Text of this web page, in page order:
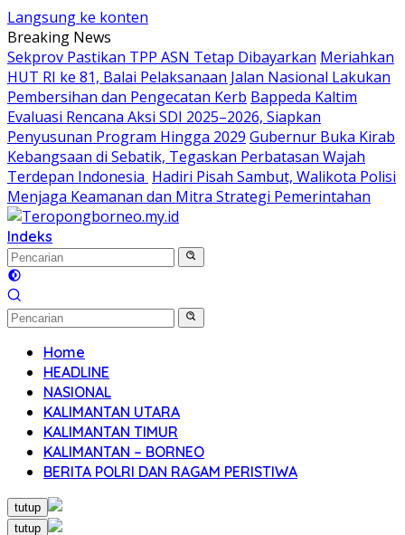
Langsung ke konten
Breaking News
Sekprov Pastikan TPP ASN Tetap Dibayarkan Meriahkan
HUT RI ke 81, Balai Pelaksanaan Jalan Nasional Lakukan
Pembersihan dan Pengecatan Kerb Bappeda Kaltim
Evaluasi Rencana Aksi SDI 2025–2026, Siapkan
Penyusunan Program Hingga 2029 Gubernur Buka Kirab
Kebangsaan di Sebatik, Tegaskan Perbatasan Wajah
Terdepan Indonesia Hadiri Pisah Sambut, Walikota Polisi
Menjaga Keamanan dan Mitra Strategi Pemerintahan
Indeks
Home
HEADLINE
NASIONAL
KALIMANTAN UTARA
KALIMANTAN TIMUR
KALIMANTAN – BORNEO
BERITA POLRI DAN RAGAM PERISTIWA
tutup
tutup